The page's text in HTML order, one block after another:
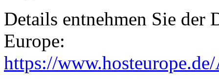
Details entnehmen Sie der
Europe:
https://